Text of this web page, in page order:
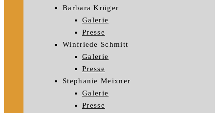
Barbara Krüger
Galerie
Presse
Winfriede Schmitt
Galerie
Presse
Stephanie Meixner
Galerie
Presse